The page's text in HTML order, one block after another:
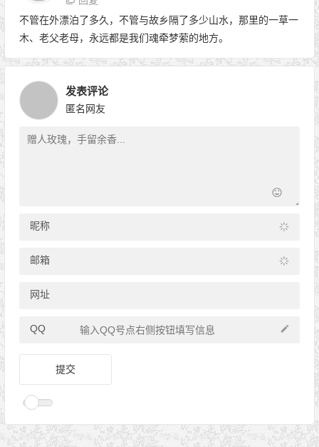
不管在外漂泊了多久，不管与故乡隔了多少山水，那里的一草一
木、老父老母，永远都是我们魂牵梦萦的地方。
发表评论
匿名网友
昵称
邮箱
网址
QQ